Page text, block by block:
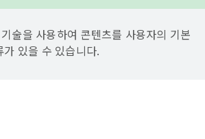
술을 사용하여 콘텐츠를 사용자의 기본
있을 수 있습니다.